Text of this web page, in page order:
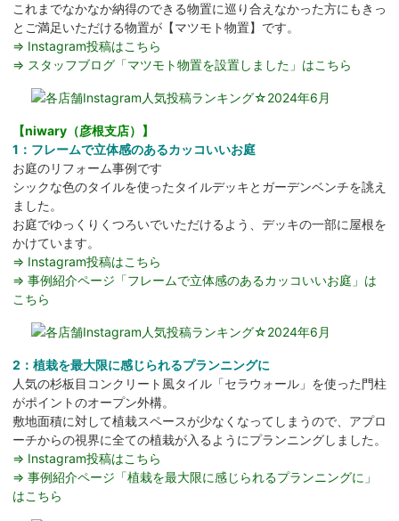
これまでなかなか納得のできる物置に巡り合えなかった方にもきっ
とご満足いただける物置が【マツモト物置】です。
⇒ Instagram投稿はこちら
⇒ スタッフブログ「マツモト物置を設置しました」はこちら
【niwary（彦根支店）】
1：フレームで立体感のあるカッコいいお庭
お庭のリフォーム事例です
シックな色のタイルを使ったタイルデッキとガーデンベンチを誂え
ました。
お庭でゆっくりくつろいでいただけるよう、デッキの一部に屋根を
かけています。
⇒ Instagram投稿はこちら
⇒ 事例紹介ページ「フレームで立体感のあるカッコいいお庭」は
こちら
2：植栽を最大限に感じられるプランニングに
人気の杉板目コンクリート風タイル「セラウォール」を使った門柱
がポイントのオープン外構。
敷地面積に対して植栽スペースが少なくなってしまうので、アプロ
ーチからの視界に全ての植栽が入るようにプランニングしました。
⇒ Instagram投稿はこちら
⇒ 事例紹介ページ「植栽を最大限に感じられるプランニングに」
はこちら